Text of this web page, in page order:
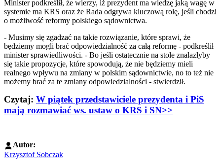
Minister podkreślił, że wierzy, iż prezydent ma wiedzę jaką wagę w
systemie ma KRS oraz że Rada odgrywa kluczową rolę, jeśli chodzi
o możliwość reformy polskiego sądownictwa.
- Musimy się zgadzać na takie rozwiązanie, które sprawi, że
będziemy mogli brać odpowiedzialność za całą reformę - podkreślił
minister sprawiedliwości. - Bo jeśli ostatecznie na stole znalazłyby
się takie propozycje, które spowodują, że nie będziemy mieli
realnego wpływu na zmiany w polskim sądownictwie, no to też nie
możemy brać za te zmiany odpowiedzialności - stwierdził.
Czytaj: W piątek przedstawiciele prezydenta i PiS
mają rozmawiać ws. ustaw o KRS i SN>>
Autor:
Krzysztof Sobczak